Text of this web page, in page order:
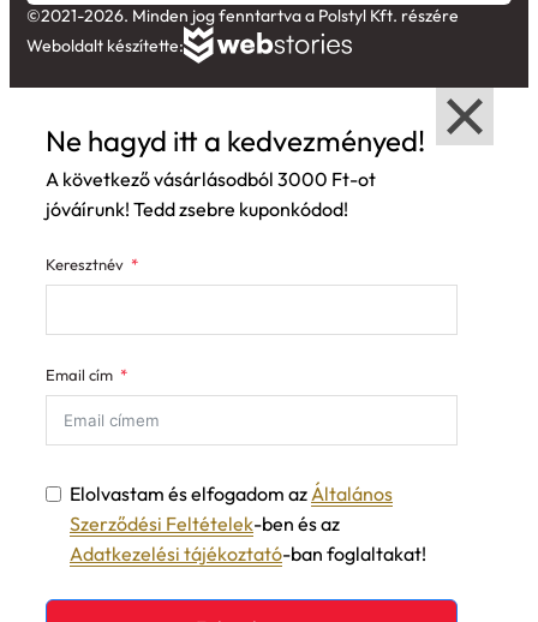
©2021-2026. Minden jog fenntartva a Polstyl Kft. részére
Weboldalt készítette:
Ne hagyd itt a kedvezményed!
A következő vásárlásodból 3000 Ft-ot
jóváírunk! Tedd zsebre kuponkódod!
Keresztnév
Email cím
Elolvastam és elfogadom az Általános
Szerződési Feltételek-ben és az
Adatkezelési tájékoztató-ban foglaltakat!